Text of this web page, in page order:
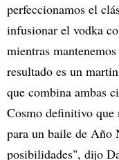
perfeccionamos el
infusionar el vodka
mientras
resultado es un
que combina ambas
Cosmo definitivo que
para un baile de Año
posibilidades", dijo